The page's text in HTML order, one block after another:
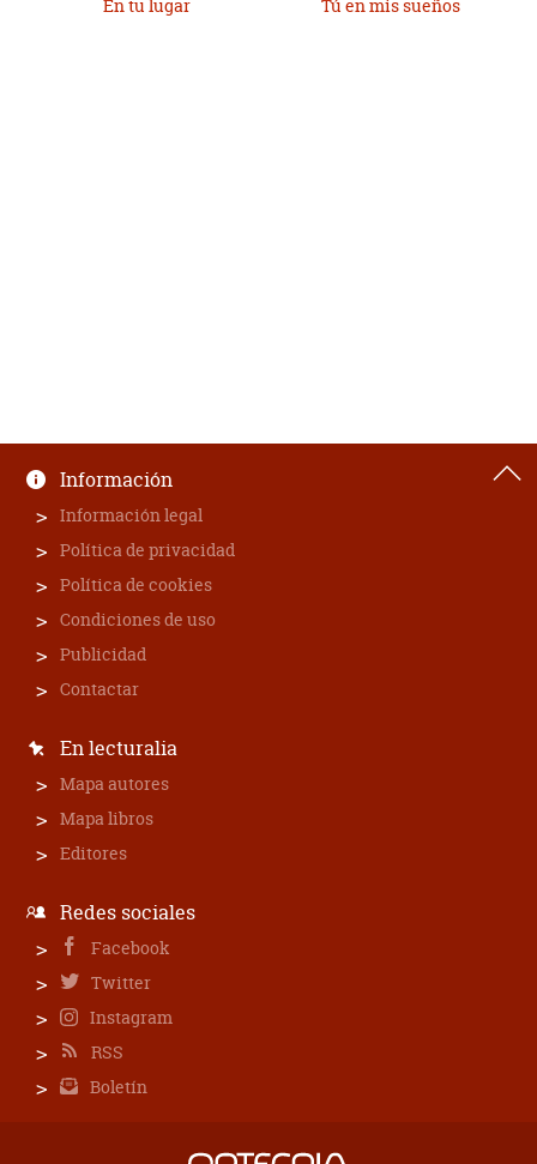
En tu lugar Tú en mis sueños
Información
Información legal
Política de privacidad
Política de cookies
Condiciones de uso
Publicidad
Contactar
En lecturalia
Mapa autores
Mapa libros
Editores
Redes sociales
Facebook
Twitter
Instagram
RSS
Boletín